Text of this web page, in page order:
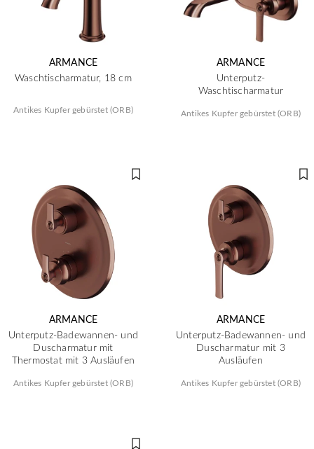
ARMANCE
Waschtischarmatur, 18 cm
Antikes Kupfer gebürstet (ORB)
ARMANCE
Unterputz-
Waschtischarmatur
Antikes Kupfer gebürstet (ORB)
ARMANCE
Unterputz-Badewannen- und
Duscharmatur mit
Thermostat mit 3 Ausläufen
Antikes Kupfer gebürstet (ORB)
ARMANCE
Unterputz-Badewannen- und
Duscharmatur mit 3
Ausläufen
Antikes Kupfer gebürstet (ORB)